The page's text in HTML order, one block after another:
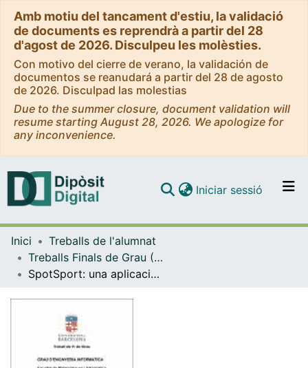
Amb motiu del tancament d'estiu, la validació
de documents es reprendrà a partir del 28
d'agost de 2026. Disculpeu les molèsties.
Con motivo del cierre de verano, la validación de
documentos se reanudará a partir del 28 de agosto
de 2026. Disculpad las molestias
Due to the summer closure, document validation will
resume starting August 28, 2026. We apologize for
any inconvenience.
Navega per tot el DD
Com publicar
Iniciar sessió (current)
Inici
Treballs de l'alumnat
Treballs Finals de Grau (TFG) - Enginyeria Informàtica
SpotSport: una aplicació mòbil per a organitzar trobades esportives